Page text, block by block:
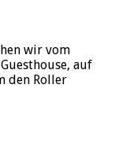
wir vom
auf
den Roller